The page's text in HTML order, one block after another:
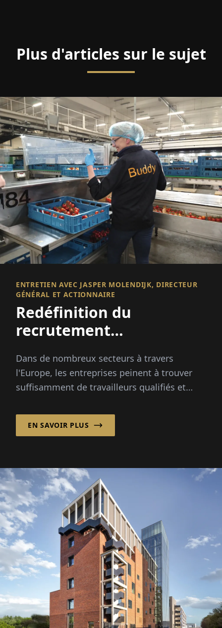
Plus d'articles sur le sujet
ENTRETIEN AVEC JASPER MOLENDIJK, DIRECTEUR
GÉNÉRAL ET ACTIONNAIRE
Redéfinition du
recrutement
Dans de nombreux secteurs à travers
l'Europe, les entreprises peinent à trouver
suffisamment de travailleurs qualifiés et
changements démographiques et...
EN SAVOIR PLUS